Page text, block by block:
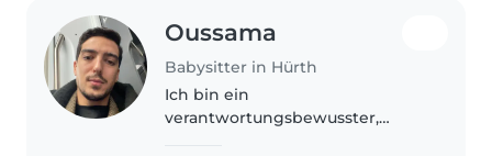
Oussama
Babysitter in Hürth
Ich bin ein
verantwortungsbewusster,